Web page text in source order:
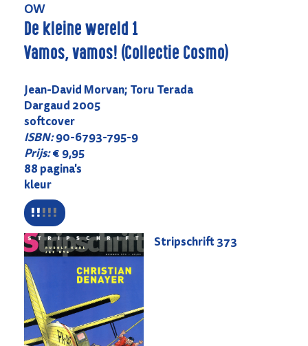
OW
De kleine wereld 1
Vamos, vamos! (Collectie Cosmo)
Jean-David Morvan; Toru Terada
Dargaud 2005
softcover
ISBN:90-6793-795-9
Prijs:€ 9,95
88 pagina's
kleur
Stripschrift373